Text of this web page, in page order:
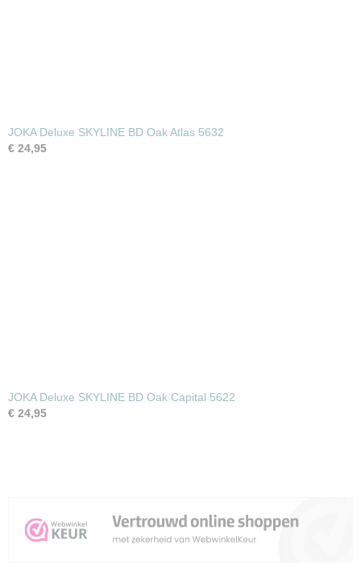
JOKA Deluxe SKYLINE BD Oak Atlas 5632
€ 24,95
JOKA Deluxe SKYLINE BD Oak Capital 5622
€ 24,95